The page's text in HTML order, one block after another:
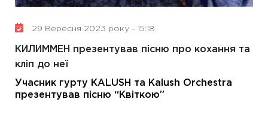
29 Вересня 2023 року - 15:18
КИЛИММЕН презентував пісню про кохання та
кліп до неї
Учасник гурту KALUSH та Kalush Orchestra
презентував пісню “Квіткою”